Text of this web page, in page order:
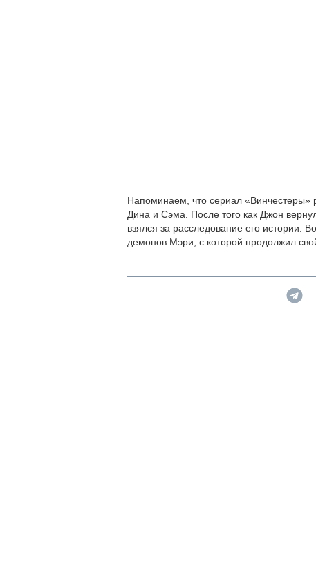
Напоминаем, что сериал «Винчестеры»
Дина и Сэма. После того как Джон
взялся за расследование его истории.
демонов Мэри, с которой продолжил